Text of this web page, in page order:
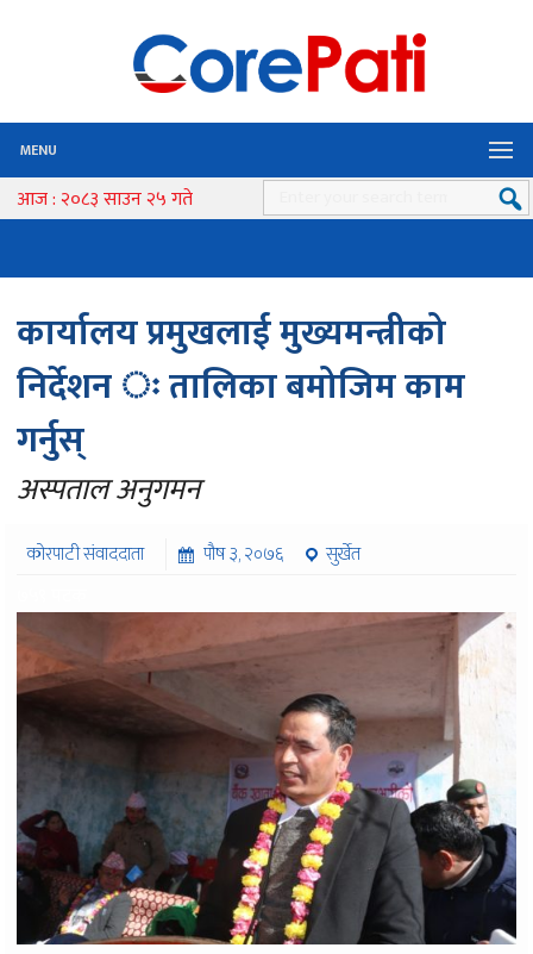
MENU
आज : २०८३ साउन २५ गते
कार्यालय प्रमुखलाई मुख्यमन्त्रीको
निर्देशन ः तालिका बमोजिम काम
गर्नुस्
अस्पताल अनुगमन
कोरपाटी संवाददाता पौष ३, २०७६
सुर्खेत